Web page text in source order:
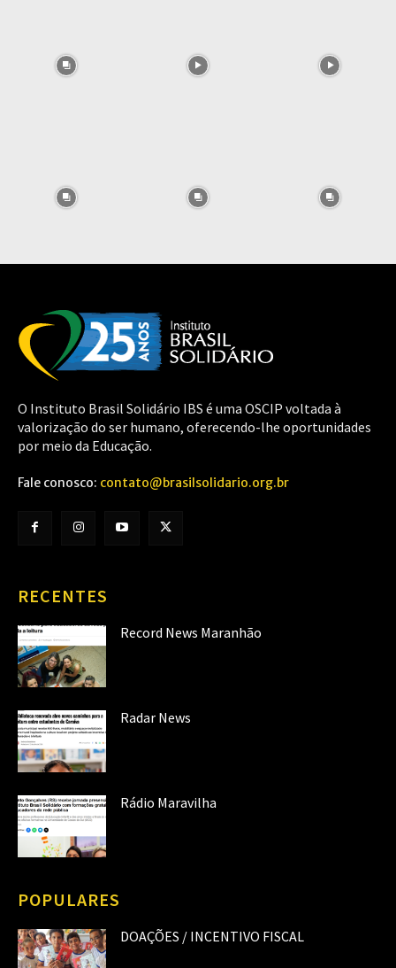
O Instituto Brasil Solidário IBS é uma OSCIP voltada à
valorização do ser humano, oferecendo-lhe oportunidades
por meio da Educação.
Fale conosco: contato@brasilsolidario.org.br
RECENTES
Record News Maranhão
Radar News
Rádio Maravilha
POPULARES
DOAÇÕES / INCENTIVO FISCAL